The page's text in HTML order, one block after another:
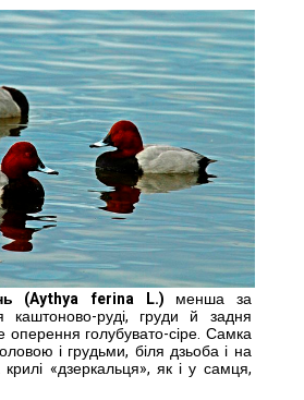
(Aythya ferina L.) менша за
руді, груди й задня
оперення голубувато-сі­ре. Самка
і грудьми, біля дзьоба і на
«дзеркальця», як і у самця,